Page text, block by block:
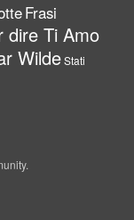
Frasi
dire Ti Amo
WildeStati